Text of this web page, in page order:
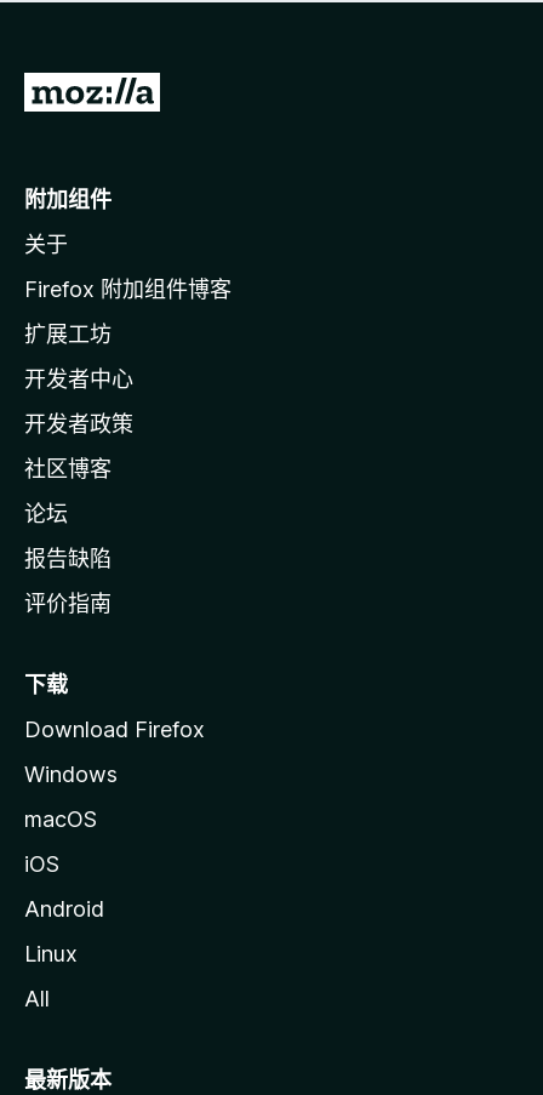
无
转
o
i
l
a
主
页
附加组件
关于
Firefox 附加组件博客
扩展工坊
开发者中心
开发者政策
社区博客
论坛
报告缺陷
评价指南
下载
Download Firefox
Windows
macOS
iOS
Android
Linux
All
最新版本